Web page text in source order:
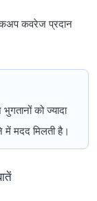
कवरेज प्रदान
को ज्यादा
में मदद मिलती है।